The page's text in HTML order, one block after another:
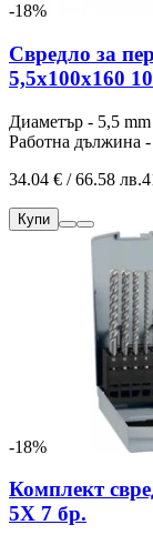
-18%
Свредло за
5,5x100x160
Диаметър - 5,5 mm
Работна дължина
34.04 € / 66.58 лв.
Купи
-18%
Комплект
5X 7 бр.